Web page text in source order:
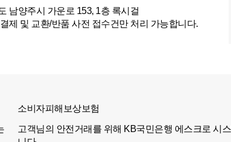
남양주시 가운로 153, 1층 록시걸
제 및 교환/반품 사전 접수건만 처리 가능합니다.
소비자피해보상보험
고객님의 안전거래를 위해 KB국민은행 에스크로 시